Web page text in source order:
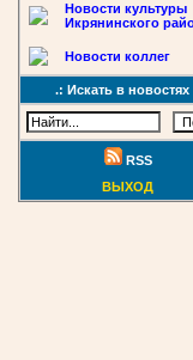
Новости культуры
Икрянинского
Новости коллег
.: Искать в новостях
RSS
ВЫХОД